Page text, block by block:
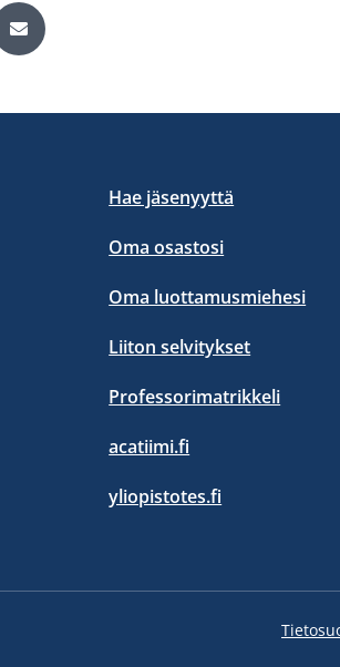
Jaa sähköpostitse
Hae jäsenyyttä
Oma osastosi
Oma luottamusmiehesi
Liiton selvitykset
Professorimatrikkeli
acatiimi.fi
yliopistotes.fi